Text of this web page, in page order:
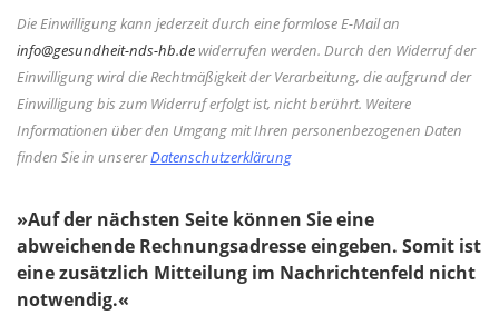
f
e
l
d
Die Einwilligung kann jederzeit durch eine formlose E-Mail an
info@gesundheit-nds-hb.dewiderrufen werden. Durch den Widerruf der
Einwilligung wird die Rechtmäßigkeit der Verarbeitung, die aufgrund der
Einwilligung bis zum Widerruf erfolgt ist, nicht berührt. Weitere
Informationen über den Umgang mit Ihren personenbezogenen Daten
finden Sie in unsererDatenschutzerklärung
»​​​​​​​Auf der nächsten Seite können Sie eine
abweichende Rechnungsadresse eingeben. Somit ist
eine zusätzlich Mitteilung im Nachrichtenfeld nicht
notwendig.«